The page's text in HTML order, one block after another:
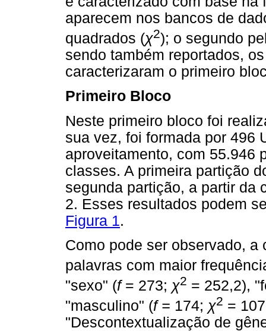
aparecem nos bancos de
quadrados (χ2); o segundo
sendo também reportados,
caracterizaram o primeiro
Primeiro Bloco
Neste primeiro bloco foi
sua vez, foi formada por 496
aproveitamento, com 55.946
classes. A primeira partição
segunda partição, a partir da
2. Esses resultados podem
Figura 1.
Como pode ser observado,
palavras com maior
"sexo" (f = 273; χ2 = 252,2),
"masculino" (f = 174; χ2 =
"Descontextualização de